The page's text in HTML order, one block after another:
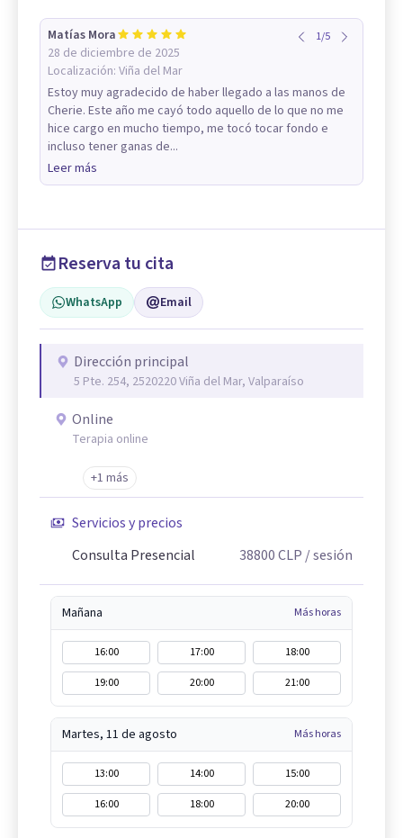
Matías Mora
28 de diciembre de 2025
Localización: Viña del Mar
1/5
Estoy muy agradecido de haber llegado a las manos de
Cherie. Este año me cayó todo aquello de lo que no me
hice cargo en mucho tiempo, me tocó tocar fondo e
incluso tener ganas de...
Leer más
Reserva tu cita
WhatsApp Email
Dirección principal
5 Pte. 254, 2520220 Viña del Mar, Valparaíso
Online
Terapia online
+1 más
Servicios y precios
Consulta Presencial
38800CLP / sesión
Mañana Más horas
16:00 17:00
18:00
19:00
20:00 21:00
Martes, 11 de agosto Más horas
13:00 14:00
15:00
16:00
18:00 20:00